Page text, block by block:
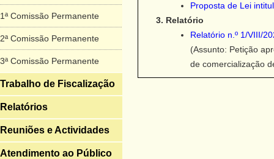
1ª Comissão Permanente
2ª Comissão Permanente
3ª Comissão Permanente
Trabalho de Fiscalização
Relatórios
Reuniões e Actividades
Atendimento ao Público
Proposta de Lei
Relatório
Relatório n.º 1/VIII/
(Assunto: Petição
de comercialização